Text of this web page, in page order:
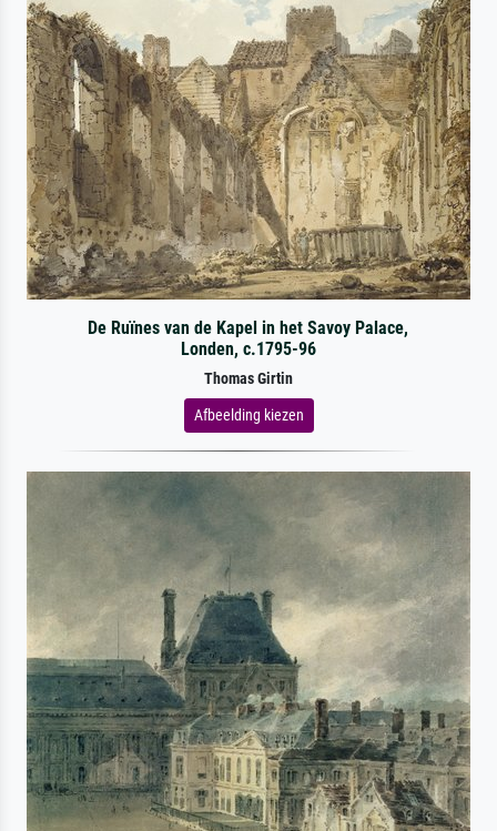
De Ruïnes van de Kapel in het Savoy Palace,
Londen, c.1795-96
Thomas Girtin
Afbeelding kiezen